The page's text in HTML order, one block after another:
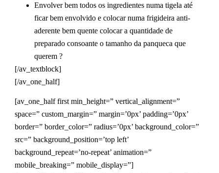
Envolver bem todos os ingredientes numa tigela até
ficar bem envolvido e colocar numa frigideira anti-
aderente bem quente colocar a quantidade de
preparado consoante o tamanho da panqueca que
querem ?
[/av_textblock]
[/av_one_half]
[av_one_half first min_height=” vertical_alignment=”
space=” custom_margin=” margin=’0px’ padding=’0px’
border=” border_color=” radius=’0px’ background_color=”
src=” background_position=’top left’
background_repeat=’no-repeat’ animation=”
mobile_breaking=” mobile_display=”]